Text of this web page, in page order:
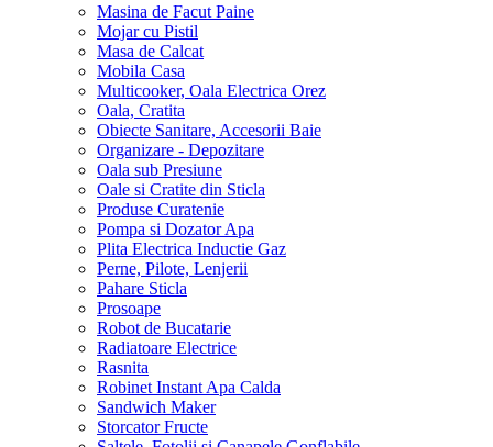
Masina de Facut Paine
Mojar cu Pistil
Masa de Calcat
Mobila Casa
Multicooker, Oala Electrica Orez
Oala, Cratita
Obiecte Sanitare, Accesorii Baie
Organizare - Depozitare
Oala sub Presiune
Oale si Cratite din Sticla
Produse Curatenie
Pompa si Dozator Apa
Plita Electrica Inductie Gaz
Perne, Pilote, Lenjerii
Pahare Sticla
Prosoape
Robot de Bucatarie
Radiatoare Electrice
Rasnita
Robinet Instant Apa Calda
Sandwich Maker
Storcator Fructe